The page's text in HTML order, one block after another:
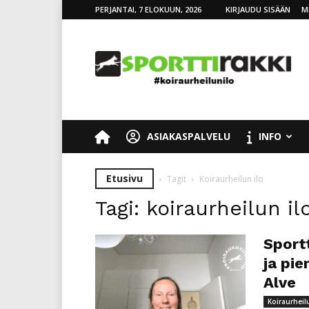
PERJANTAI, 7 ELOKUUN, 2026 KIRJAUDU SISÄÄN
ASIAKASPALVELU INFO
Etusivu Tagit Koiraurheilun ilo
Tagi: koiraurheilun
ja
Alve